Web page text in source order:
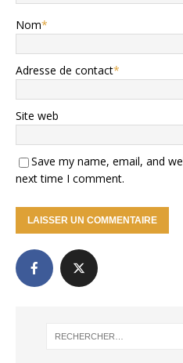
Nom*
Adresse de contact*
Site web
Save my name, email, and
next time I comment.